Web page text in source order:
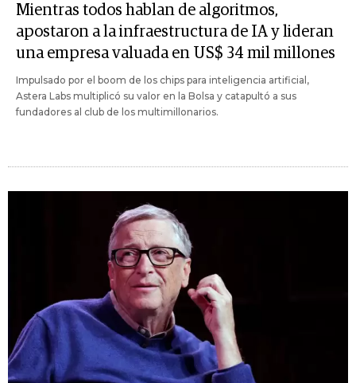
Mientras todos hablan de algoritmos,
apostaron a la infraestructura de IA y lideran
una empresa valuada en US$ 34 mil millones
Impulsado por el boom de los chips para inteligencia artificial,
Astera Labs multiplicó su valor en la Bolsa y catapultó a sus
fundadores al club de los multimillonarios.